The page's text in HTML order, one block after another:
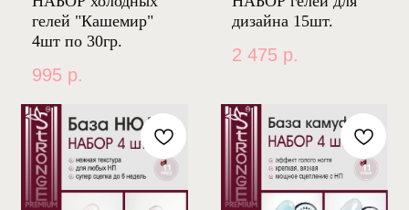
гелей "Кашемир"
4шт по 30гр.
995 р.
дизайна 15шт.
2 475 р.